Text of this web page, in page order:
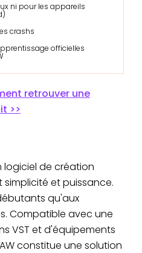
ni pour les appareils
crashs
officielles
retrouver une
>>
logiciel de création
et puissance.
qu'aux
Compatible avec une
VST et d'équipements
constitue une solution